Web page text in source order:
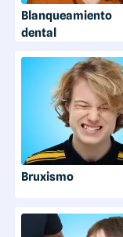
Blanqueamiento
dental
Bruxismo